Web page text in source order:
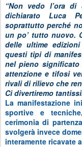
“Non vedo l’ora
dichiarato Luca
soprattutto perché
un po’ tutto nuovo.
delle ultime
questi tipi di
nel pieno
attenzione e tifosi
rivali di rilievo che
Ci divertiremo
La manifestazione
sportive e
cerimonia di
svolgerà invece
interamente ricavate